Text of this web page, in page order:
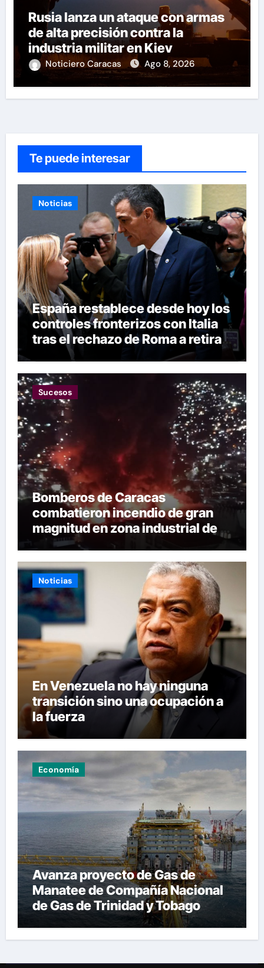
Rusia lanza un ataque con armas
de alta precisión contra la
industria militar en Kiev
Noticiero Caracas Ago 8, 2026
Te puede interesar
Noticias
España restablece desde hoy los
controles fronterizos con Italia
tras el rechazo de Roma a retirar
las restricciones
Sucesos
Bomberos de Caracas
combatieron incendio de gran
magnitud en zona industrial de El
Llanito
Noticias
En Venezuela no hay ninguna
transición sino una ocupación a
la fuerza
Economía
Avanza proyecto de Gas de
Manatee de Compañía Nacional
de Gas de Trinidad y Tobago